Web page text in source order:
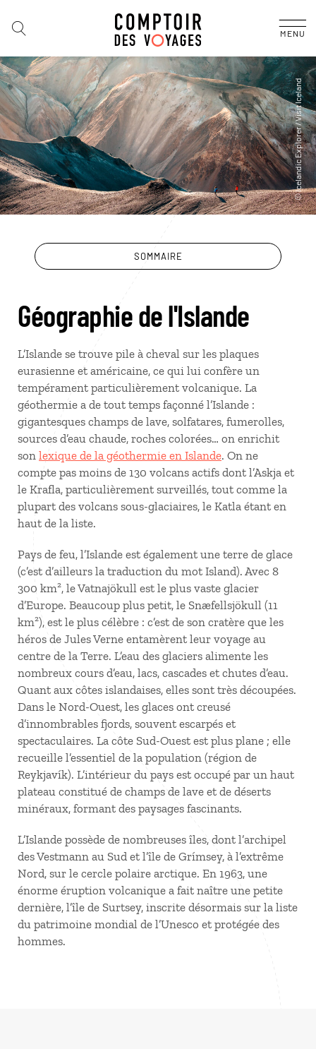
MENU
SOMMAIRE
Géographie de l'Islande
L’Islande se trouve pile à cheval sur les plaques
eurasienne et américaine, ce qui lui confère un
tempérament particulièrement volcanique. La
géothermie a de tout temps façonné l’Islande :
gigantesques champs de lave, solfatares, fumerolles,
sources d’eau chaude, roches colorées… on enrichit
son lexique de la géothermie en Islande. On ne
compte pas moins de 130 volcans actifs dont l’Askja et
le Krafla, particulièrement surveillés, tout comme la
plupart des volcans sous-glaciaires, le Katla étant en
haut de la liste.
Pays de feu, l’Islande est également une terre de glace
(c’est d’ailleurs la traduction du mot Island). Avec 8
300 km², le Vatnajökull est le plus vaste glacier
d’Europe. Beaucoup plus petit, le Snæfellsjökull (11
km²), est le plus célèbre : c’est de son cratère que les
héros de Jules Verne entamèrent leur voyage au
centre de la Terre. L’eau des glaciers alimente les
nombreux cours d’eau, lacs, cascades et chutes d’eau.
Quant aux côtes islandaises, elles sont très découpées.
Dans le Nord-Ouest, les glaces ont creusé
d’innombrables fjords, souvent escarpés et
spectaculaires. La côte Sud-Ouest est plus plane ; elle
recueille l’essentiel de la population (région de
Reykjavík). L’intérieur du pays est occupé par un haut
plateau constitué de champs de lave et de déserts
minéraux, formant des paysages fascinants.
L’Islande possède de nombreuses îles, dont l’archipel
des Vestmann au Sud et l’île de Grímsey, à l’extrême
Nord, sur le cercle polaire arctique. En 1963, une
énorme éruption volcanique a fait naître une petite
dernière, l’île de Surtsey, inscrite désormais sur la liste
du patrimoine mondial de l’Unesco et protégée des
hommes.